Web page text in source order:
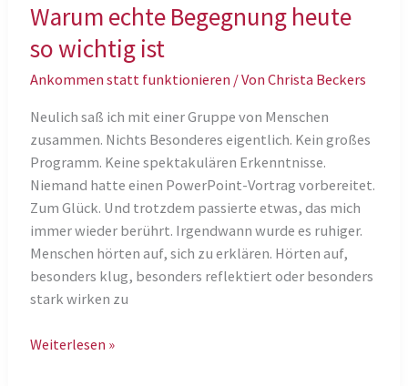
Warum echte Begegnung heute
so wichtig ist
Ankommen statt funktionieren / VonChrista Beckers
Neulich saß ich mit einer Gruppe von Menschen
zusammen. Nichts Besonderes eigentlich. Kein großes
Programm. Keine spektakulären Erkenntnisse.
Niemand hatte einen PowerPoint-Vortrag vorbereitet.
Zum Glück. Und trotzdem passierte etwas, das mich
immer wieder berührt. Irgendwann wurde es ruhiger.
Menschen hörten auf, sich zu erklären. Hörten auf,
besonders klug, besonders reflektiert oder besonders
stark wirken zu
Warum
Weiterlesen »